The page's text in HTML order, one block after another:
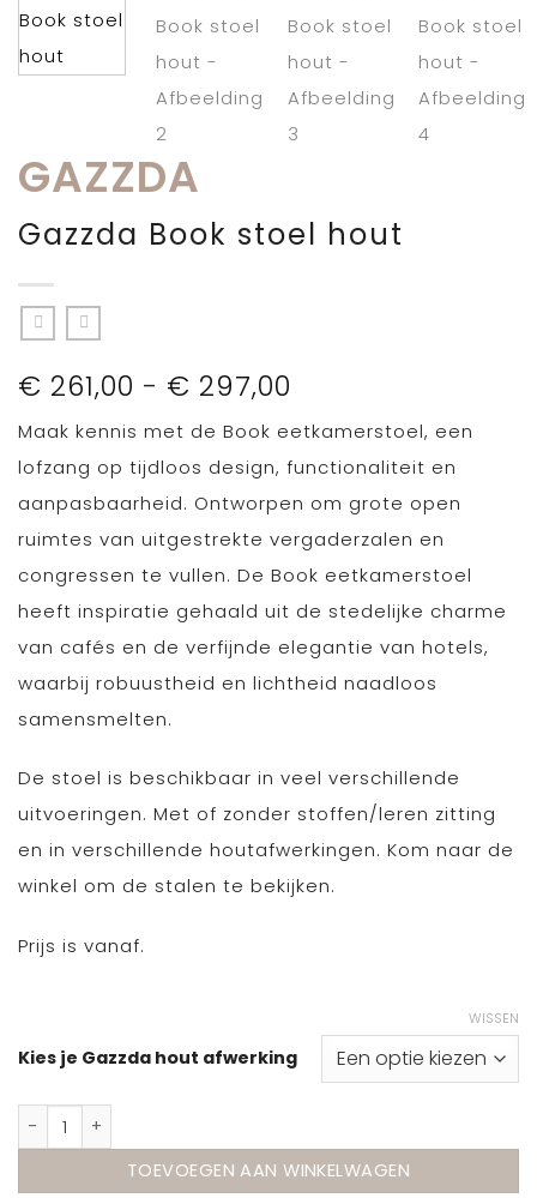
Gazzda Book stoel hout
€ 261,00 - € 297,00
tot
€ 297,00
GAZZDA
Maak kennis met de Book eetkamerstoel, een
lofzang op tijdloos design, functionaliteit en
aanpasbaarheid. Ontworpen om grote open
ruimtes van uitgestrekte vergaderzalen en
congressen te vullen. De Book eetkamerstoel
heeft inspiratie gehaald uit de stedelijke charme
van cafés en de verfijnde elegantie van hotels,
waarbij robuustheid en lichtheid naadloos
samensmelten.
De stoel is beschikbaar in veel verschillende
uitvoeringen. Met of zonder stoffen/leren zitting
en in verschillende houtafwerkingen. Kom naar de
winkel om de stalen te bekijken.
Prijs is vanaf.
Kies je Gazzda hout afwerking
WISSEN
Gazzda Book stoel hout aantal
TOEVOEGEN AAN WINKELWAGEN